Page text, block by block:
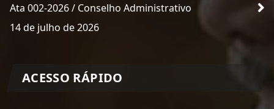
Ata 002-2026 / Conselho Administrativo
14 de julho de 2026
ACESSO RÁPIDO